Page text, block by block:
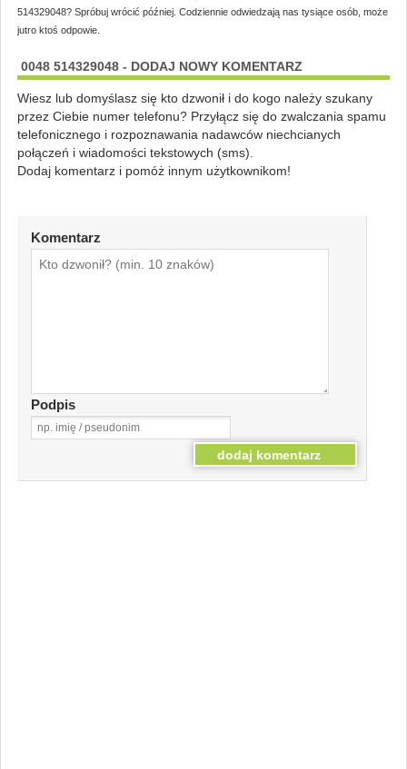
514329048? Spróbuj wrócić później. Codziennie odwiedzają nas tysiące osób, może
jutro ktoś odpowie.
0048 514329048 - DODAJ NOWY KOMENTARZ
Wiesz lub domyślasz się kto dzwonił i do kogo należy szukany
przez Ciebie numer telefonu? Przyłącz się do zwalczania spamu
telefonicznego i rozpoznawania nadawców niechcianych
połączeń i wiadomości tekstowych (sms).
Dodaj komentarz i pomóż innym użytkownikom!
Komentarz
Podpis